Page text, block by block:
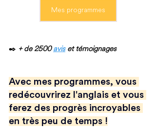
Mes programmes
✒️ + de 2500 avis et témoignages
Avec mes programmes, vous
redécouvrirez l'anglais et vous
ferez des progrès incroyables
en très peu de temps !